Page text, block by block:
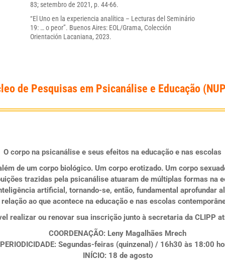
83; setembro de 2021, p. 44-66.
“El Uno en la experiencia analítica – Lecturas del Seminário
19: … o peor”. Buenos Aires: EOL/Grama, Colección
Orientación Lacaniana, 2023.
de Pesquisas em Psicanálise e Educação
O corpo na psicanálise e seus efeitos na educação e nas escolas
de um corpo biológico. Um corpo erotizado. Um corpo
trazidas pela psicanálise atuaram de múltiplas formas na
artificial, tornando-se, então, fundamental aprofundar
ao que acontece na educação e nas escolas
realizar ou renovar sua inscrição junto à secretaria da CLIPP
COORDENAÇÃO: Leny Magalhães Mrech
PERIODICIDADE: Segundas-feiras (quinzenal) / 16h30 às 18:00
INÍCIO: 18 de agosto